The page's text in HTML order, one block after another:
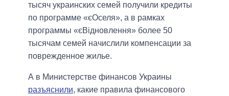
тысяч украинских семей получили кредиты
по программе «єОселя», а в рамках
программы «єВідновлення» более 50
тысячам семей начислили компенсации за
поврежденное жилье.
А в Министерстве финансов Украины
разъяснили, какие правила финансового